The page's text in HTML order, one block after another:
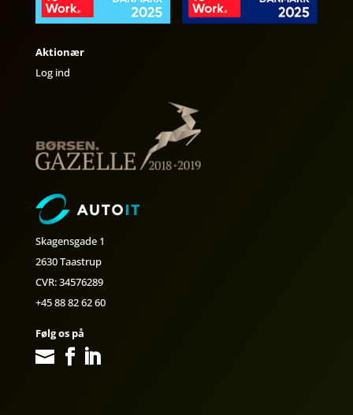
Aktionær
Log ind
Skagensgade 1
2630 Taastrup
CVR: 34576289
+45 88 82 62 60
Følg os på